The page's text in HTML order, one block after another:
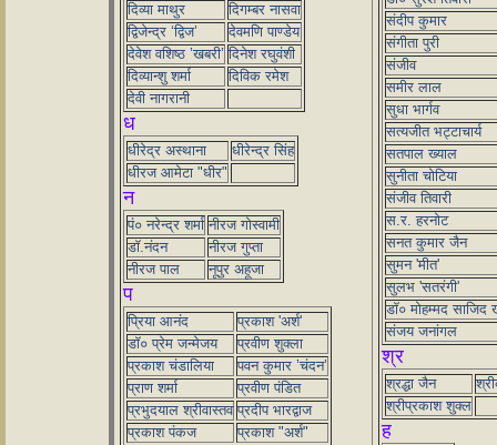
दिव्या माथुर
दिगम्बर नासवा
द्विजेन्द्र ‘द्विज’
देवमणि पाण्डेय
देवेश वशिष्ठ ’खबरी’ दिनेश रघुवंशी
दिव्यान्शु शर्मा
दिविक रमेश
देवी नागरानी
ध
धीरेद्र अस्थाना
धीरेन्द्र सिंह
धीरज आमेटा "धीर"
न
पं० नरेन्द्र शर्मा नीरज गोस्वामी
डॉ.नंदन
नीरज गुप्ता
नीरज पाल
नूपुर अहूजा
प
प्रिया आनंद
प्रकाश 'अर्श'
डॉ० प्रेम जन्मेजय
प्रवीण शुक्ला
प्रकाश चंडालिया
पवन कुमार ’चंदन’
प्राण शर्मा
प्रवीण पंडित
प्रभुदयाल श्रीवास्तव प्रदीप भारद्वाज
प्रकाश पंकज
प्रकाश "अर्श"
संदीप कुमार
संगीता पुरी
संजीव
समीर लाल
सुधा भार्गव
सत्यजीत भट्टाचार्य
सतपाल ख्याल
सुनीता चोटिया
संजीव तिवारी
स.र. हरनोट
सनत कुमार जैन
सुमन 'मीत'
सुलभ 'सतरंगी'
डॉ० मोहम्मद साजिद
संजय जनांगल
श्र
श्रद्धा जैन
श्रीप्रकाश शुक्ल
ह